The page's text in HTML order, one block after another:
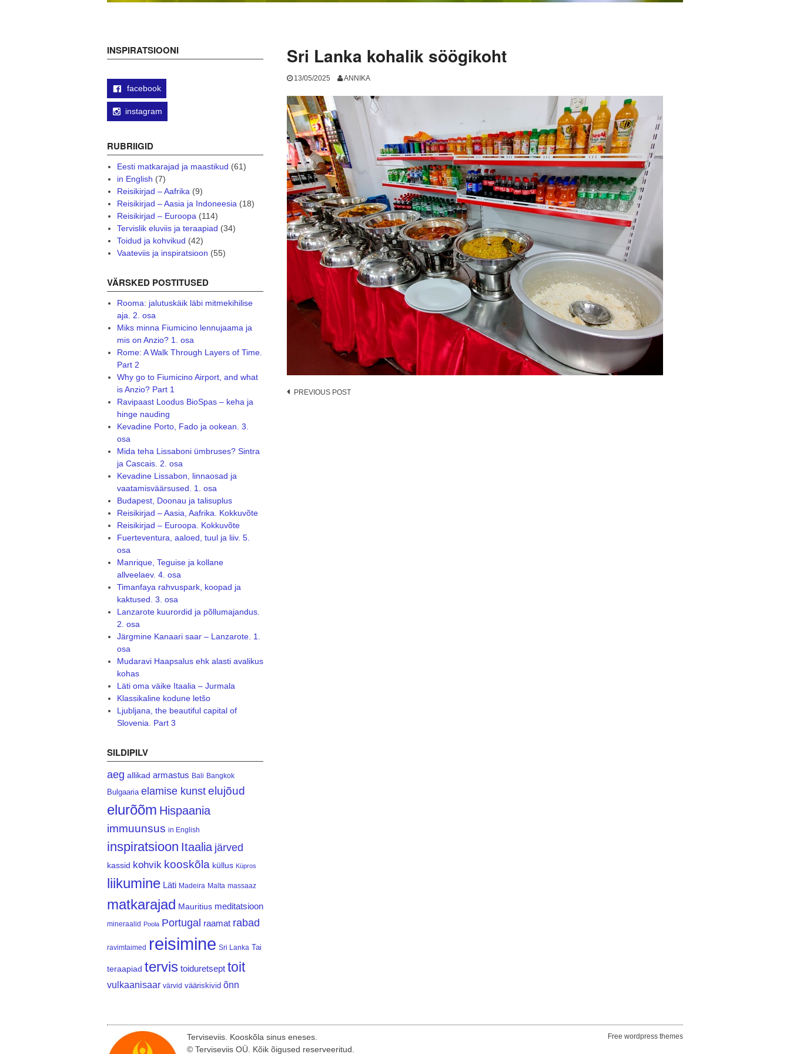
Sri Lanka kohalik söögikoht
13/05/2025 ANNIKA
Post
PREVIOUS POST
INSPIRATSIOONI
facebook
instagram
RUBRIIGID
Eesti matkarajad ja maastikud (61)
in English (7)
Reisikirjad – Aafrika(9)
Reisikirjad – Aasia ja Indoneesia(18)
Reisikirjad – Euroopa(114)
Tervislik eluviis ja teraapiad (34)
Toidud ja kohvikud (42)
Vaateviis ja inspiratsioon (55)
VÄRSKED POSTITUSED
Rooma: jalutuskäik läbi mitmekihilise
aja. 2. osa
Miks minna Fiumicino lennujaama ja
mis on Anzio? 1. osa
Rome: A Walk Through Layers of Time.
Part 2
Why go to Fiumicino Airport, and what
is Anzio? Part 1
Ravipaast Loodus BioSpas – keha ja
hinge nauding
Kevadine Porto, Fado ja ookean. 3.
osa
Mida teha Lissaboni ümbruses? Sintra
ja Cascais. 2. osa
Kevadine Lissabon, linnaosad ja
vaatamisväärsused. 1. osa
Budapest, Doonau ja talisuplus
Reisikirjad – Aasia, Aafrika. Kokkuvõte
Reisikirjad – Euroopa. Kokkuvõte
Fuerteventura, aaloed, tuul ja liiv. 5.
osa
Manrique, Teguise ja kollane
allveelaev. 4. osa
Timanfaya rahvuspark, koopad ja
kaktused. 3. osa
Lanzarote kuurordid ja põllumajandus.
2. osa
Järgmine Kanaari saar – Lanzarote. 1.
osa
Mudaravi Haapsalus ehk alasti avalikus
kohas
Läti oma väike Itaalia – Jurmala
Klassikaline kodune letšo
Ljubljana, the beautiful capital of
Slovenia. Part 3
SILDIPILV
aeg allikad armastus Bali Bangkok
Bulgaaria elamise kunst elujõud
elurõõm Hispaania
immuunsus in English
inspiratsioon Itaalia järved
kassid kohvik kooskõla küllus Küpros
liikumine Läti Madeira Malta massaaz
matkarajad Mauritius meditatsioon
mineraalid Poola Portugal raamat rabad
ravimtaimed reisimine Sri Lanka Tai
teraapiad tervis toiduretsept toit
vulkaanisaar värvid vääriskivid õnn
Terviseviis. Kooskõla sinus eneses.
© Terviseviis OÜ. Kõik õigused reserveeritud.
Free wordpress themes